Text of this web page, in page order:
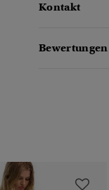
Kontakt